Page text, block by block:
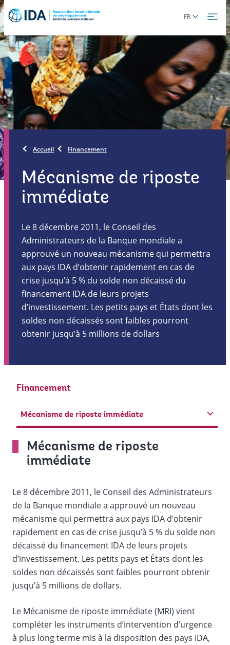
Skip
main
content
Global
toggler
FR
Accueil Financement
Mécanisme de riposte
immédiate
Le 8 décembre 2011, le Conseil des
Administrateurs de la Banque mondiale a
approuvé un nouveau mécanisme qui permettra
aux pays IDA d’obtenir rapidement en cas de
crise jusqu’à 5 % du solde non décaissé du
financement IDA de leurs projets
d’investissement. Les petits pays et États dont les
soldes non décaissés sont faibles pourront
obtenir jusqu’à 5 millions de dollars
Financement
Mécanisme de riposte immédiate
Mécanisme de riposte
immédiate
Le 8 décembre 2011, le Conseil des Administrateurs
de la Banque mondiale a approuvé un nouveau
mécanisme qui permettra aux pays IDA d’obtenir
rapidement en cas de crise jusqu’à 5 % du solde non
décaissé du financement IDA de leurs projets
d’investissement. Les petits pays et États dont les
soldes non décaissés sont faibles pourront obtenir
jusqu’à 5 millions de dollars.
Le Mécanisme de riposte immédiate (MRI) vient
compléter les instruments d’intervention d’urgence
à plus long terme mis à la disposition des pays IDA,